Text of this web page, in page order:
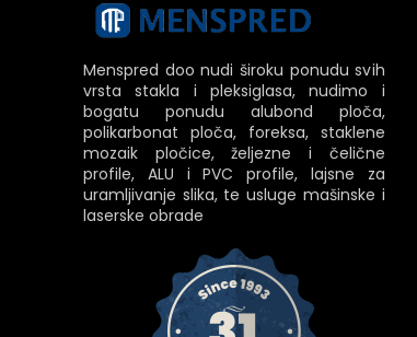
Menspred doo nudi široku ponudu svih
vrsta stakla i pleksiglasa, nudimo i
bogatu ponudu alubond ploča,
polikarbonat ploča, foreksa, staklene
mozaik pločice, željezne i čelične
profile, ALU i PVC profile, lajsne za
uramljivanje slika, te usluge mašinske i
laserske obrade